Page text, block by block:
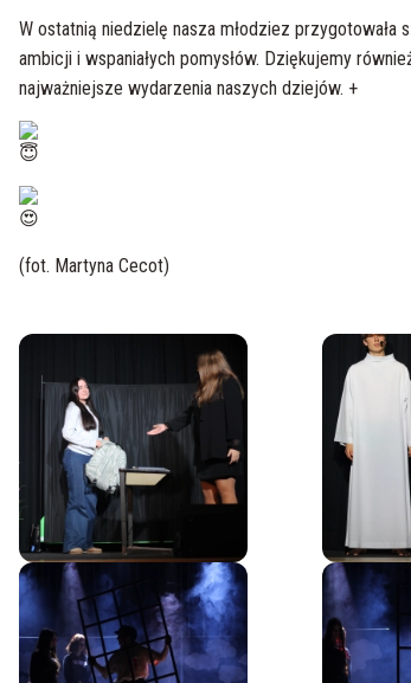
W ostatnią niedzielę nasza młodziez
ambicji i wspaniałych pomysłów. Dziękujemy
najważniejsze wydarzenia naszych dziejów. +
(fot. Martyna Cecot)